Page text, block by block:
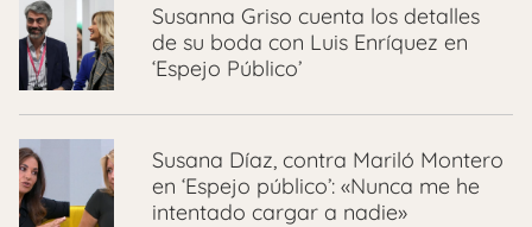
Susanna Griso cuenta los detalles
de su boda con Luis Enríquez en
‘Espejo Público’
Susana Díaz, contra Mariló Montero
en ‘Espejo público’: «Nunca me he
intentado cargar a nadie»